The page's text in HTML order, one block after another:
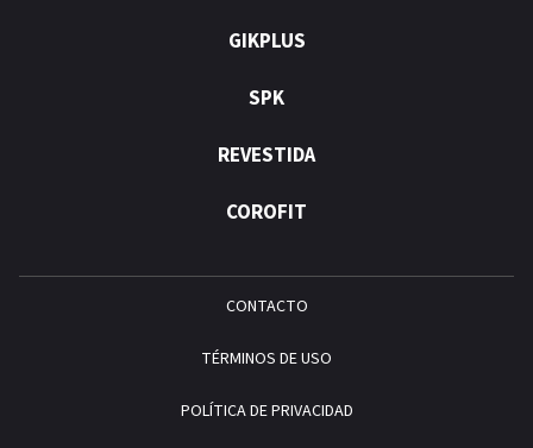
GIKPLUS
SPK
REVESTIDA
COROFIT
CONTACTO
TÉRMINOS DE USO
POLÍTICA DE PRIVACIDAD